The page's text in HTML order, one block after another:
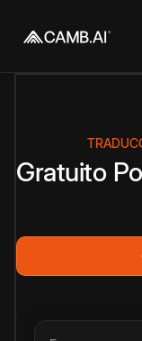
Gratuito